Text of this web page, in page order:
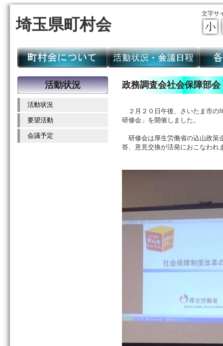
文字サ
埼玉県町村会
活動状況
活動状況
要望活動
会議予定
政務調査会社会保障部会
２月２０日午後、さいたま市の
研修会」を開催しました。
研修会は厚生労働省の込山政策
答、意見交換が活発におこなわれ